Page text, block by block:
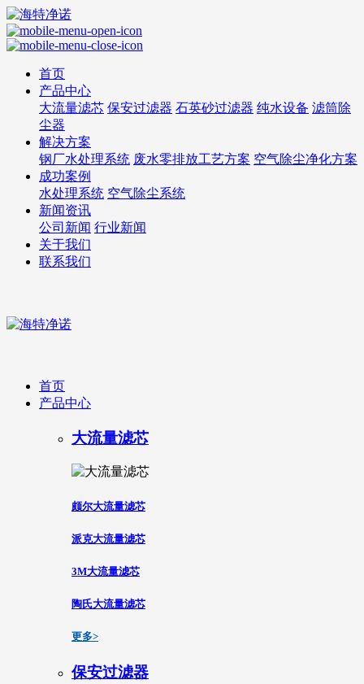
首页
产品中心
大流量滤芯 保安过滤器 石英砂过滤器 纯水设备 滤筒除
尘器
解决方案
钢厂水处理系统 废水零排放工艺方案 空气除尘净化方案
成功案例
水处理系统 空气除尘系统
新闻资讯
公司新闻 行业新闻
关于我们
联系我们
首页
产品中心
大流量滤芯
颇尔大流量滤芯
派克大流量滤芯
3M大流量滤芯
陶氏大流量滤芯
更多>
保安过滤器